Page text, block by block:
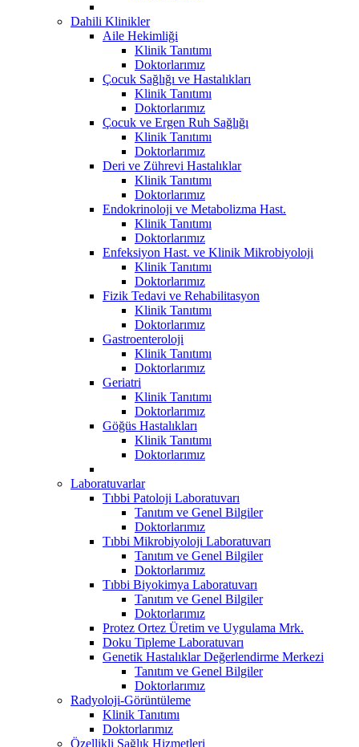
Dahili Klinikler
Aile Hekimliği
Klinik Tanıtımı
Doktorlarımız
Çocuk Sağlığı ve Hastalıkları
Klinik Tanıtımı
Doktorlarımız
Çocuk ve Ergen Ruh Sağlığı
Klinik Tanıtımı
Doktorlarımız
Deri ve Zührevi Hastalıklar
Klinik Tanıtımı
Doktorlarımız
Endokrinoloji ve Metabolizma Hast.
Klinik Tanıtımı
Doktorlarımız
Enfeksiyon Hast. ve Klinik Mikrobiyoloji
Klinik Tanıtımı
Doktorlarımız
Fizik Tedavi ve Rehabilitasyon
Klinik Tanıtımı
Doktorlarımız
Gastroenteroloji
Klinik Tanıtımı
Doktorlarımız
Geriatri
Klinik Tanıtımı
Doktorlarımız
Göğüs Hastalıkları
Klinik Tanıtımı
Doktorlarımız
Laboratuvarlar
Tıbbi Patoloji Laboratuvarı
Tanıtım ve Genel Bilgiler
Doktorlarımız
Tıbbi Mikrobiyoloji Laboratuvarı
Tanıtım ve Genel Bilgiler
Doktorlarımız
Tıbbi Biyokimya Laboratuvarı
Tanıtım ve Genel Bilgiler
Doktorlarımız
Protez Ortez Üretim ve Uygulama Mrk.
Doku Tipleme Laboratuvarı
Genetik Hastalıklar Değerlendirme Merkezi
Tanıtım ve Genel Bilgiler
Doktorlarımız
Radyoloji-Görüntüleme
Klinik Tanıtımı
Doktorlarımız
Özellikli Sağlık Hizmetleri